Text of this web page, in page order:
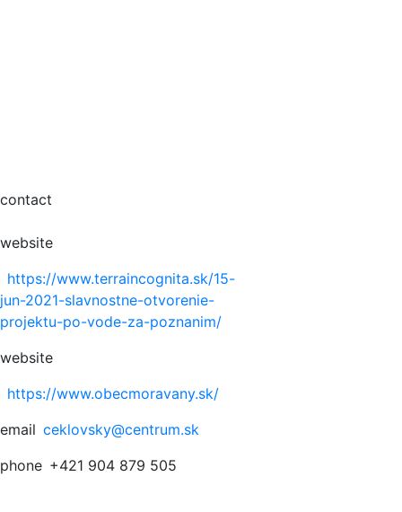
contact
website
https://www.terraincognita.sk/15-
jun-2021-slavnostne-otvorenie-
projektu-po-vode-za-poznanim/
website
https://www.obecmoravany.sk/
email ceklovsky@centrum.sk
phone +421 904 879 505